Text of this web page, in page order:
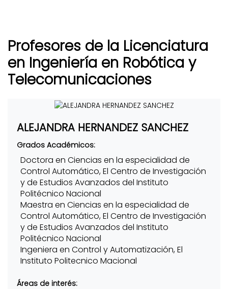
Profesores de la Licenciatura
en Ingeniería en Robótica y
Telecomunicaciones
ALEJANDRA HERNANDEZ SANCHEZ
Grados Académicos:
Doctora en Ciencias en la especialidad de
Control Automático, El Centro de Investigación
y de Estudios Avanzados del Instituto
Politécnico Nacional
Maestra en Ciencias en la especialidad de
Control Automático, El Centro de Investigación
y de Estudios Avanzados del Instituto
Politécnico Nacional
Ingeniera en Control y Automatización, El
Instituto Politecnico Macional
Áreas de interés: